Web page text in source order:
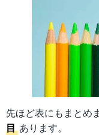
先ほど表にもまとめ
目 あります。